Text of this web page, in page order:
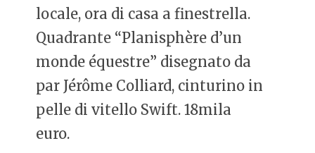
locale, ora di casa a finestrella.
Quadrante “Planisphère d’un
monde équestre” disegnato da
par Jérôme Colliard, cinturino in
pelle di vitello Swift. 18mila
euro.